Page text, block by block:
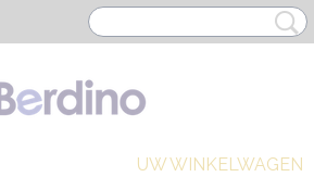
UW WINKELWAGEN